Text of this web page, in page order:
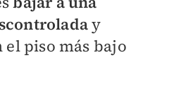
y
el piso más bajo